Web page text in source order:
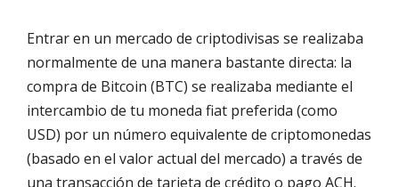
Entrar en un mercado de criptodivisas se realizaba
normalmente de una manera bastante directa: la
compra de Bitcoin (BTC) se realizaba mediante el
intercambio de tu moneda fiat preferida (como
USD) por un número equivalente de criptomonedas
(basado en el valor actual del mercado) a través de
una transacción de tarjeta de crédito o pago ACH.